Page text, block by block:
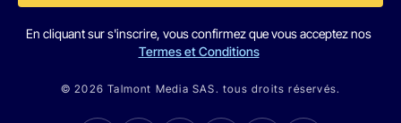
En cliquant sur s'inscrire, vous confirmez que vous acceptez nos
Termes et Conditions
© 2026 Talmont Media SAS. tous droits réservés.